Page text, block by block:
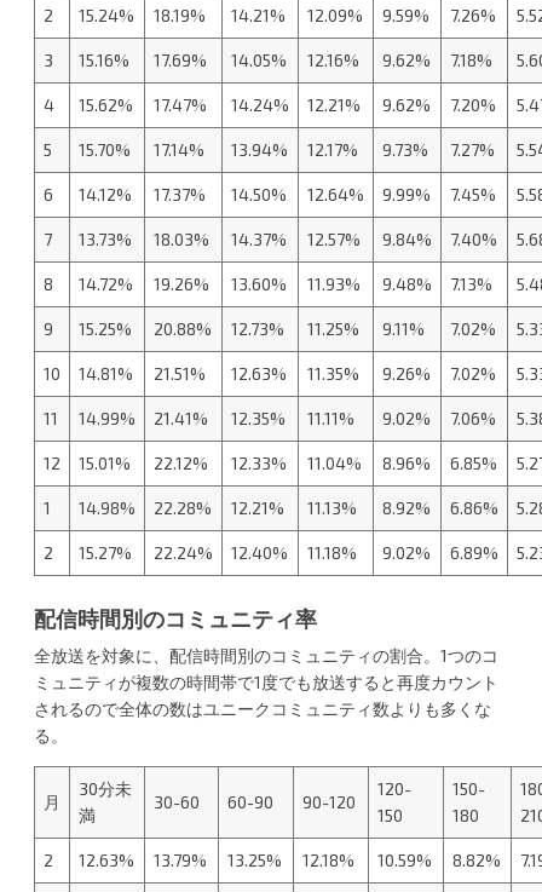
2 15.24% 18.19% 14.21% 12.09% 9.59% 7.26%
3 15.16% 17.69% 14.05% 12.16% 9.62% 7.18%
4 15.62% 17.47% 14.24% 12.21% 9.62% 7.20%
5 15.70% 17.14% 13.94% 12.17% 9.73% 7.27%
6 14.12% 17.37% 14.50% 12.64% 9.99% 7.45%
7 13.73% 18.03% 14.37% 12.57% 9.84% 7.40%
8 14.72% 19.26% 13.60% 11.93% 9.48% 7.13%
9 15.25% 20.88% 12.73% 11.25% 9.11% 7.02%
10 14.81% 21.51% 12.63% 11.35% 9.26% 7.02%
11 14.99% 21.41% 12.35% 11.11% 9.02% 7.06%
12 15.01% 22.12% 12.33% 11.04% 8.96% 6.85%
1 14.98% 22.28% 12.21% 11.13% 8.92% 6.86%
2 15.27% 22.24% 12.40% 11.18% 9.02% 6.89%
配信時間別のコミュニティ率
全放送を対象に、配信時間別のコミュニティの割合。1つのコ
ミュニティが複数の時間帯で1度でも放送すると再度カウント
されるので全体の数はユニークコミュニティ数よりも多くな
る。
月
30分未
満
30-60 60-90 90-120
120-
150
150-
180
2 12.63% 13.79% 13.25% 12.18% 10.59% 8.82%